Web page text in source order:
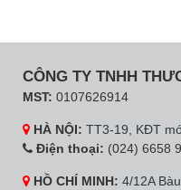
CÔNG TY TNHH
MST: 0107626914
HÀ NỘI: TT3-19, KĐT
Điện thoại: (024) 6658
HỒ CHÍ MINH: 4/12A